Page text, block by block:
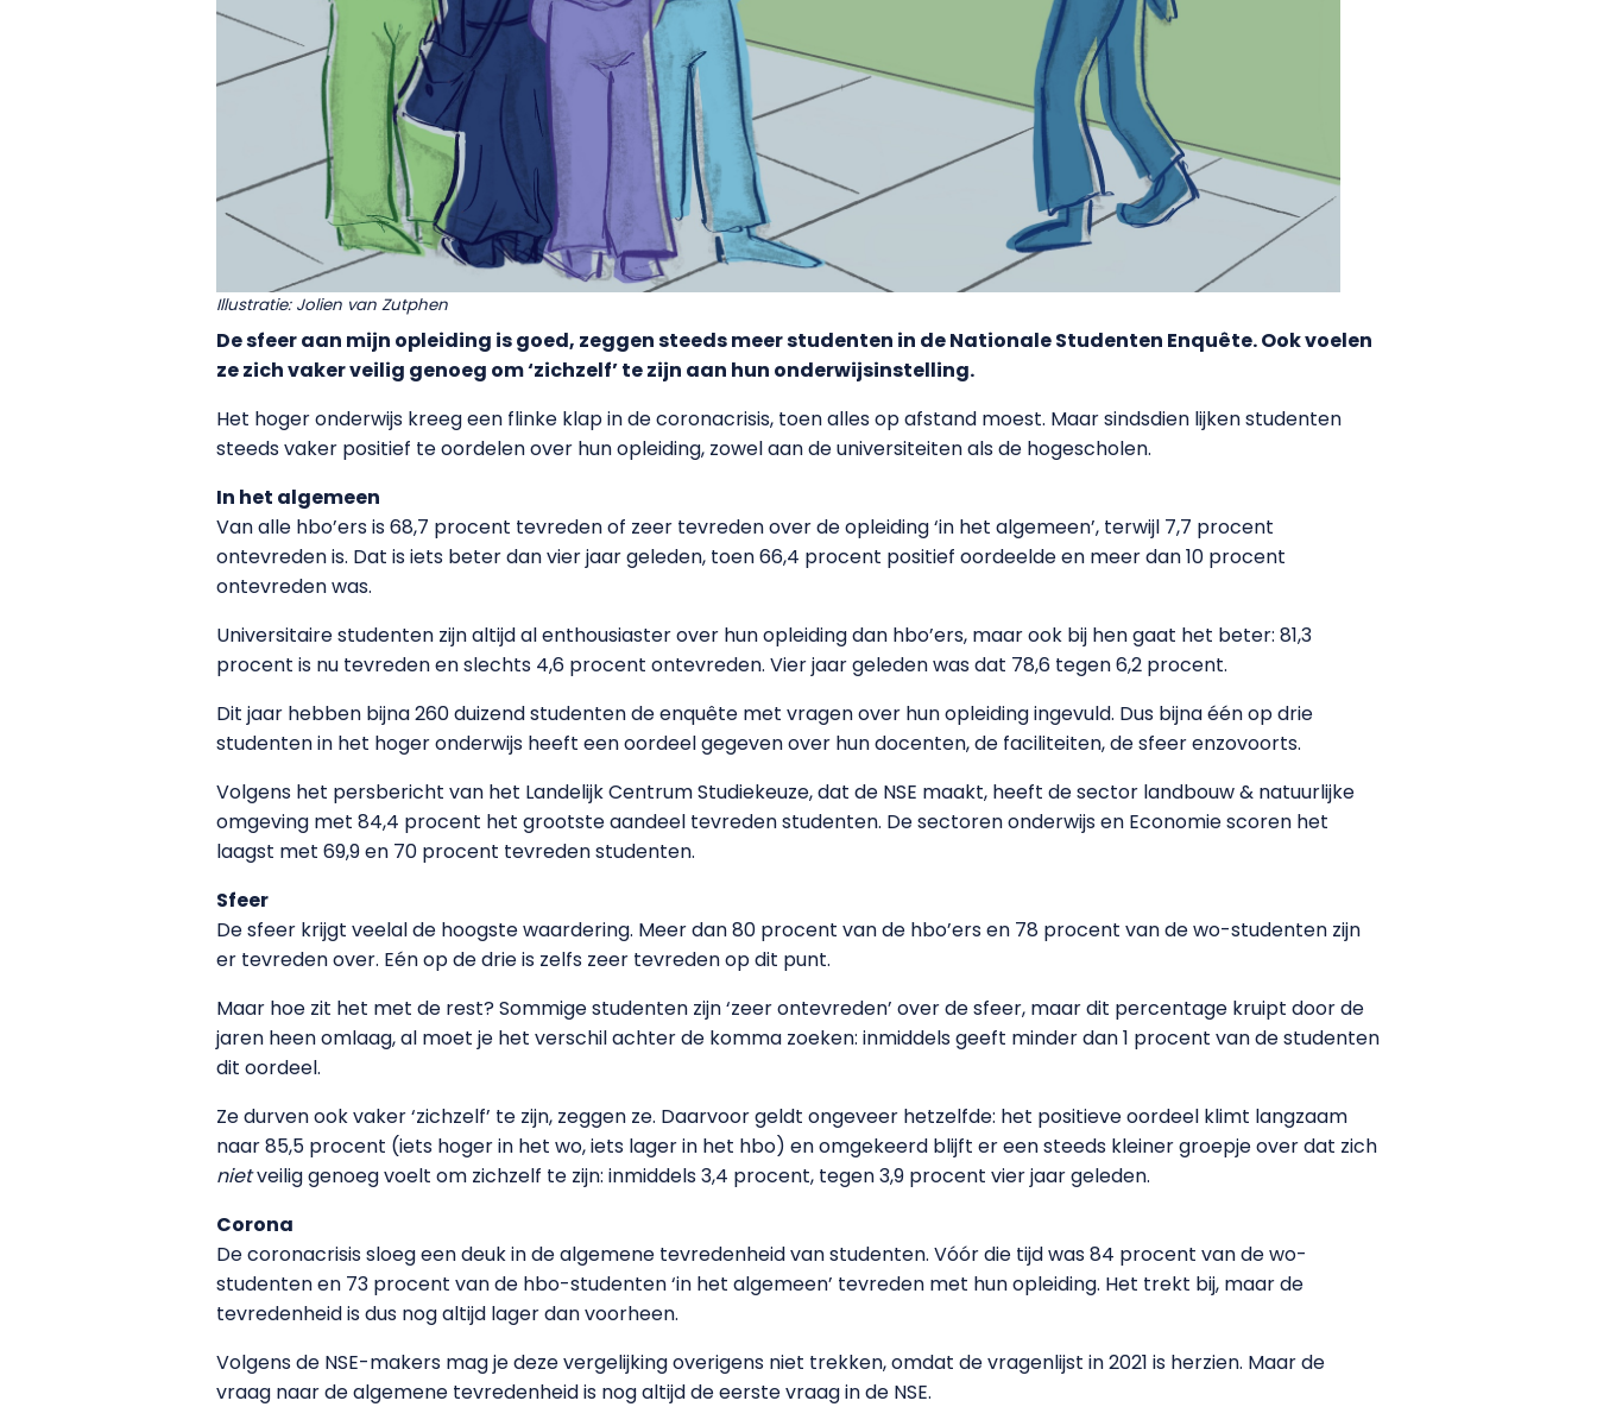
Illustratie: Jolien van Zutphen
De sfeer aan mijn opleiding is goed, zeggen steeds meer studenten in de Nationale Studenten Enquête. Ook voelen
ze zich vaker veilig genoeg om ‘zichzelf’ te zijn aan hun onderwijsinstelling.
Het hoger onderwijs kreeg een flinke klap in de coronacrisis, toen alles op afstand moest. Maar sindsdien lijken studenten
steeds vaker positief te oordelen over hun opleiding, zowel aan de universiteiten als de hogescholen.
In het algemeen
Van alle hbo’ers is 68,7 procent tevreden of zeer tevreden over de opleiding ‘in het algemeen’, terwijl 7,7 procent
ontevreden is. Dat is iets beter dan vier jaar geleden, toen 66,4 procent positief oordeelde en meer dan 10 procent
ontevreden was.
Universitaire studenten zijn altijd al enthousiaster over hun opleiding dan hbo’ers, maar ook bij hen gaat het beter: 81,3
procent is nu tevreden en slechts 4,6 procent ontevreden. Vier jaar geleden was dat 78,6 tegen 6,2 procent.
Dit jaar hebben bijna 260 duizend studenten de enquête met vragen over hun opleiding ingevuld. Dus bijna één op drie
studenten in het hoger onderwijs heeft een oordeel gegeven over hun docenten, de faciliteiten, de sfeer enzovoorts.
Volgens het persbericht van het Landelijk Centrum Studiekeuze, dat de NSE maakt, heeft de sector landbouw & natuurlijke
omgeving met 84,4 procent het grootste aandeel tevreden studenten. De sectoren onderwijs en Economie scoren het
laagst met 69,9 en 70 procent tevreden studenten.
Sfeer
De sfeer krijgt veelal de hoogste waardering. Meer dan 80 procent van de hbo’ers en 78 procent van de wo-studenten zijn
er tevreden over. Eén op de drie is zelfs zeer tevreden op dit punt.
Maar hoe zit het met de rest? Sommige studenten zijn ‘zeer ontevreden’ over de sfeer, maar dit percentage kruipt door de
jaren heen omlaag, al moet je het verschil achter de komma zoeken: inmiddels geeft minder dan 1 procent van de studenten
dit oordeel.
Ze durven ook vaker ‘zichzelf’ te zijn, zeggen ze. Daarvoor geldt ongeveer hetzelfde: het positieve oordeel klimt langzaam
naar 85,5 procent (iets hoger in het wo, iets lager in het hbo) en omgekeerd blijft er een steeds kleiner groepje over dat zich
nietveilig genoeg voelt om zichzelf te zijn: inmiddels 3,4 procent, tegen 3,9 procent vier jaar geleden.
Corona
De coronacrisis sloeg een deuk in de algemene tevredenheid van studenten. Vóór die tijd was 84 procent van de wo-
studenten en 73 procent van de hbo-studenten ‘in het algemeen’ tevreden met hun opleiding. Het trekt bij, maar de
tevredenheid is dus nog altijd lager dan voorheen.
Volgens de NSE-makers mag je deze vergelijking overigens niet trekken, omdat de vragenlijst in 2021 is herzien. Maar de
vraag naar de algemene tevredenheid is nog altijd de eerste vraag in de NSE.